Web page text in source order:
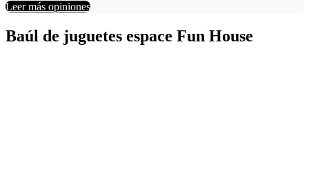
Leer más opiniones
Baúl de juguetes espace Fun House